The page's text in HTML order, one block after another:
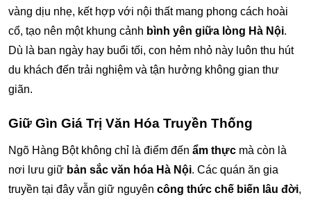
vàng dịu nhẹ, kết hợp với nội thất mang phong cách hoài
cổ, tạo nên một khung cảnh bình yên giữa lòng Hà Nội.
Dù là ban ngày hay buổi tối, con hẻm nhỏ này luôn thu hút
du khách đến trải nghiệm và tận hưởng không gian thư
giãn.
Giữ Gìn Giá Trị Văn Hóa Truyền Thống
Ngõ Hàng Bột không chỉ là điểm đến ẩm thực mà còn là
nơi lưu giữ bản sắc văn hóa Hà Nội. Các quán ăn gia
truyền tại đây vẫn giữ nguyên công thức chế biến lâu đời,